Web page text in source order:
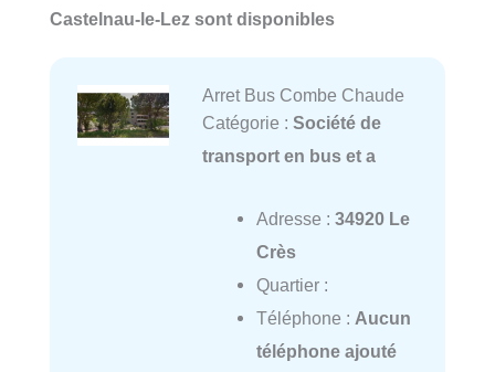
Castelnau-le-Lez sont disponibles
Arret Bus Combe Chaude
Catégorie : Société de
transport en bus et a
Adresse : 34920 Le
Crès
Quartier :
Téléphone : Aucun
téléphone ajouté